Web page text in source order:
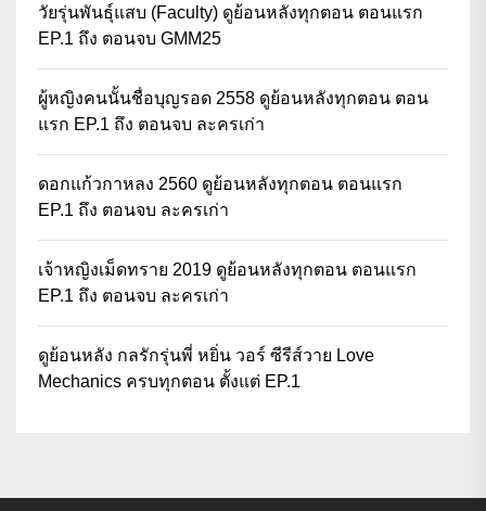
วัยรุ่นพันธุ์แสบ (Faculty) ดูย้อนหลังทุกตอน ตอนแรก
EP.1 ถึง ตอนจบ GMM25
ผู้หญิงคนนั้นชื่อบุญรอด 2558 ดูย้อนหลังทุกตอน ตอน
แรก EP.1 ถึง ตอนจบ ละครเก่า
ดอกแก้วกาหลง 2560 ดูย้อนหลังทุกตอน ตอนแรก
EP.1 ถึง ตอนจบ ละครเก่า
เจ้าหญิงเม็ดทราย 2019 ดูย้อนหลังทุกตอน ตอนแรก
EP.1 ถึง ตอนจบ ละครเก่า
ดูย้อนหลัง กลรักรุ่นพี่ หยิ่น วอร์ ซีรีส์วาย Love
Mechanics ครบทุกตอน ตั้งแต่ EP.1